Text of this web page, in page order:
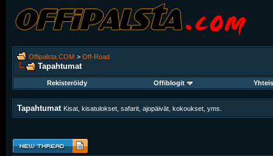
Offipalsta.COM > Off-Road
Tapahtumat
Rekisteröidy Offiblogit
Tapahtumat Kisat, kisatulokset, safarit, ajopäivät, kokoukset, yms.